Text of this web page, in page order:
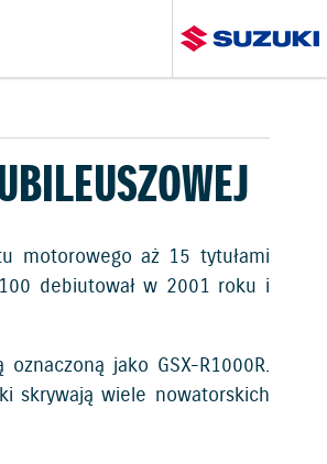
motorowego aż 15 tytułami
debiutował w 2001 roku i
jako GSX-R1000R.
skrywają wiele nowatorskich